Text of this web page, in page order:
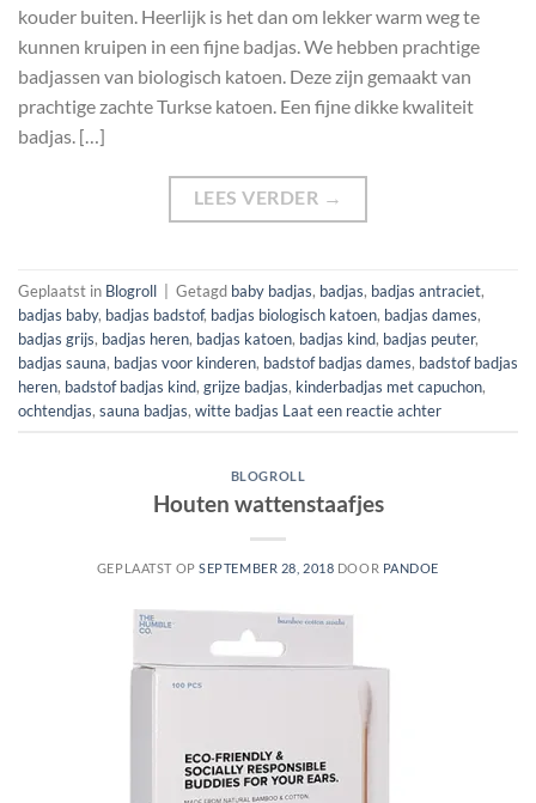
kouder buiten. Heerlijk is het dan om lekker warm weg te
kunnen kruipen in een fijne badjas. We hebben prachtige
badjassen van biologisch katoen. Deze zijn gemaakt van
prachtige zachte Turkse katoen. Een fijne dikke kwaliteit
badjas. […]
LEES VERDER →
Geplaatst in Blogroll Getagd baby badjas, badjas, badjas antraciet,
badjas baby, badjas badstof, badjas biologisch katoen, badjas dames,
badjas grijs, badjas heren, badjas katoen, badjas kind, badjas peuter,
badjas sauna, badjas voor kinderen, badstof badjas dames, badstof badjas
heren, badstof badjas kind, grijze badjas, kinderbadjas met capuchon,
ochtendjas, sauna badjas, witte badjas Laat een reactie achter
BLOGROLL
Houten wattenstaafjes
GEPLAATST OPSEPTEMBER 28, 2018 DOOR PANDOE